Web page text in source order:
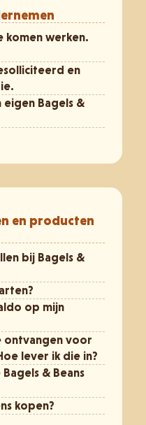
komen werken.
en
Bagels &
en producten
bij Bagels &
op mijn
ontvangen voor
lever ik die in?
& Beans
kopen?